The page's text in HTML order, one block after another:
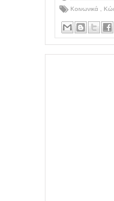
Κοινωνικά